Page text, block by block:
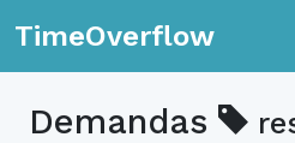
TimeOverflow
Demandas